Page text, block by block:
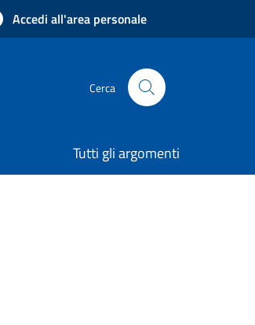
Accedi all'area personale
Cerca
Tutti gli argomenti